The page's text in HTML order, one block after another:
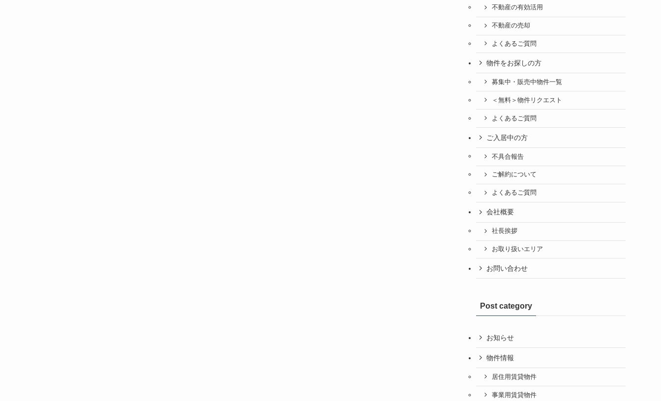
不動産の有効活用
不動産の売却
よくあるご質問
物件をお探しの方
募集中・販売中物件一覧
＜無料＞物件リクエスト
よくあるご質問
ご入居中の方
不具合報告
ご解約について
よくあるご質問
会社概要
社長挨拶
お取り扱いエリア
お問い合わせ
Post category
お知らせ
物件情報
居住用賃貸物件
事業用賃貸物件